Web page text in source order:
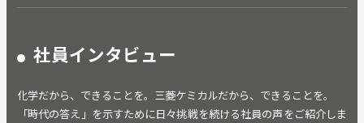
社員インタビュー
化学だから、できることを。三菱ケミカルだから、できることを。
「時代の答え」を示すために日々挑戦を続ける社員の声をご紹介しま